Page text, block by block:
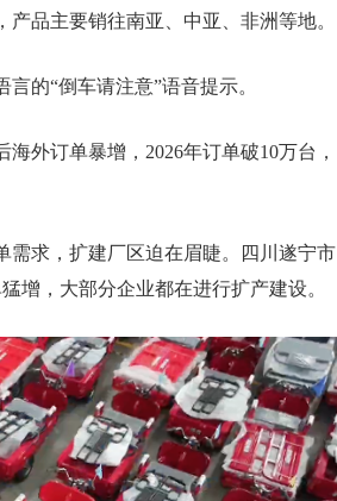
品主要销往南亚、中亚、非洲等地。
的“倒车请注意”语音提示。
订单暴增，2026年订单破10万台，
求，扩建厂区迫在眉睫。四川遂宁市
增，大部分企业都在进行扩产建设。